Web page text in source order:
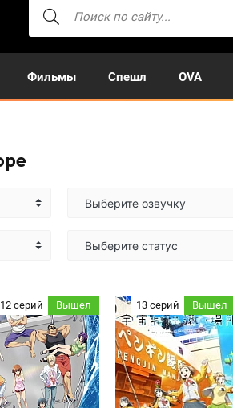
Фильмы Спешл OVA
Выберите озвучку
Выберите статус
12 серий Вышел 13 серий Вышел